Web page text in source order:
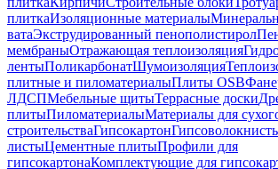
плиткаИзоляционные материалы
ватаЭкструдированный пенополистирол
мембраныОтражающая теплоизоляция
лентыПоликарбонатШумоизоляция
плитные и пиломатериалыПлиты OSB
ЛДСПМебельные щитыТеррасные доски
плитыПиломатериалыМатериалы для
строительстваГипсокартон
листыЦементные плитыПрофили для
гипсокартонаКомплектующие для